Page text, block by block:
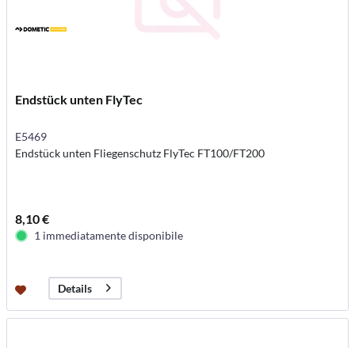
Endstück unten FlyTec
E5469
Endstück unten Fliegenschutz FlyTec FT100/FT200
8,10 €
1 immediatamente disponibile
Details